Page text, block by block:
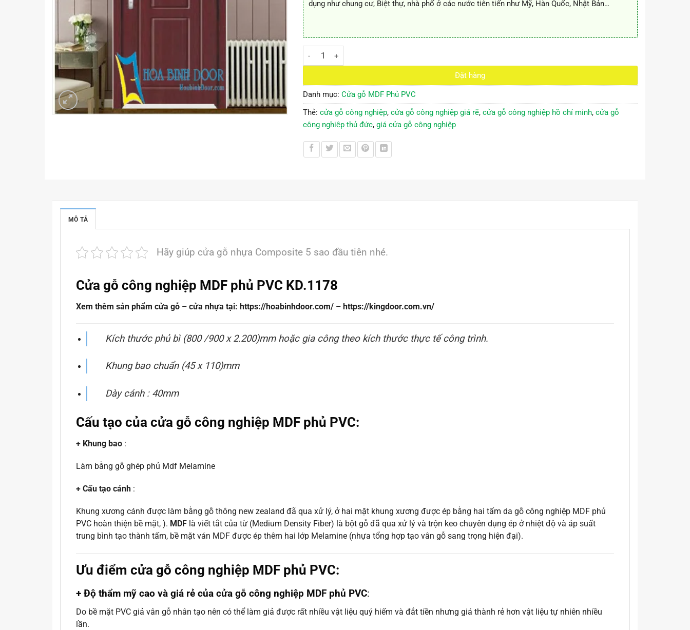
dụng như chung cư, Biệt thự, nhà phố ở các nước tiên tiến như Mỹ, Hàn Quốc, Nhật Bản…
Cửa gỗ công nghiệp MDF phủ PVC KD.1178 số lượng
Đặt hàng
Danh mục: Cửa gỗ MDF Phủ PVC
Thẻ: cửa gỗ công nghiệp, cửa gỗ công nghiệp giá rẽ, cửa gỗ công nghiệp hồ chí minh, cửa gỗ
công nghiệp thủ đức, giá cửa gỗ công nghiệp
MÔ TẢ
Hãy giúp cửa gỗ nhựa Composite 5 sao đầu tiên nhé.
Cửa gỗ công nghiệp MDF phủ PVC KD.1178
Xem thêm sản phẩm cửa gỗ – cửa nhựa tại: https://hoabinhdoor.com/ – https://kingdoor.com.vn/
Kích thước phủ bì (800 /900 x 2.200)mm hoặc gia công theo kích thước thực tếcông trình.
Khung bao chuẩn (45 x 110)mm
Dày cánh : 40mm
Cấu tạo của cửa gỗ công nghiệp MDF phủ PVC:
+ Khung bao :
Làm bằng gỗ ghép phủ Mdf Melamine
+ Cấu tạo cánh :
Khung xương cánh được làm bằng gỗ thông new zealand đã qua xử lý, ở hai mặt khung xương được ép bằng hai tấm da gỗ công nghiệp MDF phủ
PVC hoàn thiện bề mặt, ). MDF là viết tắt của từ (Medium Density Fiber) là bột gỗ đã qua xử lý và trộn keo chuyên dụng ép ở nhiệt độ và áp suất
trung bình tạo thành tấm, bề mặt ván MDF được ép thêm hai lớp Melamine (nhựa tổng hợp tạo vân gỗ sang trọng hiện đại).
Ưu điểm cửa gỗ công nghiệp MDF phủ PVC:
+ Độ thẩm mỹ cao và giá rẻ của cửa gỗ công nghiệp MDF phủ PVC:
Do bề mặt PVC giả vân gỗ nhân tạo nên có thể làm giả được rất nhiều vật liệu quý hiếm và đắt tiền nhưng giá thành rẻ hơn vật liệu tự nhiên nhiều
lần.